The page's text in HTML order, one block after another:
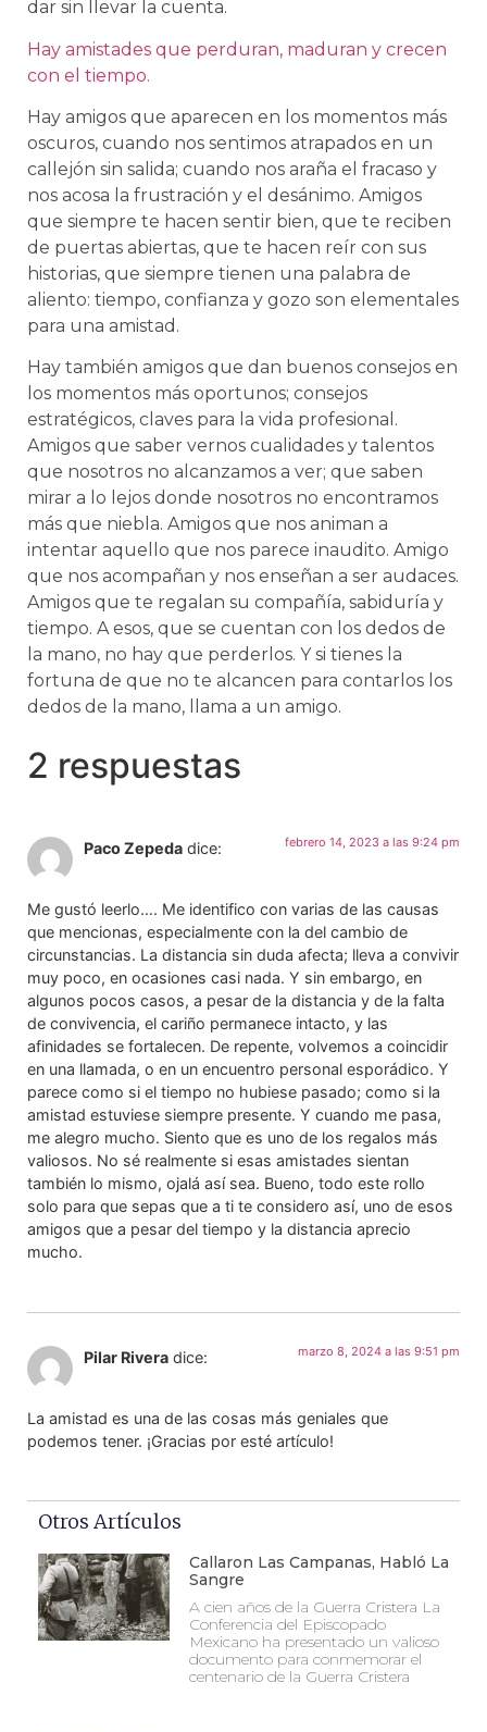
dar sin llevar la cuenta.
Hay amistades que perduran, maduran y crecen
con el tiempo.
Hay amigos que aparecen en los momentos más
oscuros, cuando nos sentimos atrapados en un
callejón sin salida; cuando nos araña el fracaso y
nos acosa la frustración y el desánimo. Amigos
que siempre te hacen sentir bien, que te reciben
de puertas abiertas, que te hacen reír con sus
historias, que siempre tienen una palabra de
aliento: tiempo, confianza y gozo son elementales
para una amistad.
Hay también amigos que dan buenos consejos en
los momentos más oportunos; consejos
estratégicos, claves para la vida profesional.
Amigos que saber vernos cualidades y talentos
que nosotros no alcanzamos a ver; que saben
mirar a lo lejos donde nosotros no encontramos
más que niebla. Amigos que nos animan a
intentar aquello que nos parece inaudito. Amigo
que nos acompañan y nos enseñan a ser audaces.
Amigos que te regalan su compañía, sabiduría y
tiempo. A esos, que se cuentan con los dedos de
la mano, no hay que perderlos. Y si tienes la
fortuna de que no te alcancen para contarlos los
dedos de la mano, llama a un amigo.
2 respuestas
Paco Zepeda dice: febrero 14, 2023 a las 9:24 pm
Me gustó leerlo…. Me identifico con varias de las causas
que mencionas, especialmente con la del cambio de
circunstancias. La distancia sin duda afecta; lleva a convivir
muy poco, en ocasiones casi nada. Y sin embargo, en
algunos pocos casos, a pesar de la distancia y de la falta
de convivencia, el cariño permanece intacto, y las
afinidades se fortalecen. De repente, volvemos a coincidir
en una llamada, o en un encuentro personal esporádico. Y
parece como si el tiempo no hubiese pasado; como si la
amistad estuviese siempre presente. Y cuando me pasa,
me alegro mucho. Siento que es uno de los regalos más
valiosos. No sé realmente si esas amistades sientan
también lo mismo, ojalá así sea. Bueno, todo este rollo
solo para que sepas que a ti te considero así, uno de esos
amigos que a pesar del tiempo y la distancia aprecio
mucho.
Pilar Rivera dice: marzo 8, 2024 a las 9:51 pm
La amistad es una de las cosas más geniales que
podemos tener. ¡Gracias por esté artículo!
Otros Artículos
Callaron Las Campanas, Habló La
Sangre
A cien años de la Guerra Cristera La
Conferencia del Episcopado
Mexicano ha presentado un valioso
documento para conmemorar el
centenario de la Guerra Cristera